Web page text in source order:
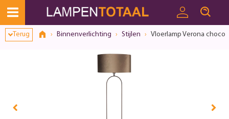
Terug Binnenverlichting Stijlen Vloerlamp Verona choco